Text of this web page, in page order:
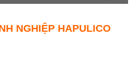
NGHIỆP HAPULICO